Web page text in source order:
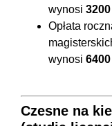
wynosi 3200
Opłata
wynosi 6400
Czesne na